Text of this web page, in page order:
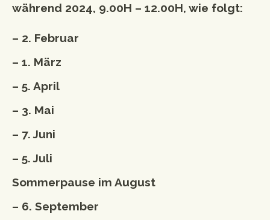
während 2024, 9.00H – 12.00H, wie folgt:
– 2. Februar
– 1. März
– 5. April
– 3. Mai
– 7. Juni
– 5. Juli
Sommerpause im August
– 6. September